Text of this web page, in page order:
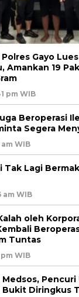
Gayo
Amankan 19
pm WIB
Beroperasi
Segera
WIB
Tak Lagi
am WIB
oleh
Tuntas
pm WIB
Medsos,
Diringkus